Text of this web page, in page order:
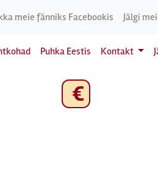
meie fänniks Facebookis Jälgi
Puhka Eestis Kontakt
€